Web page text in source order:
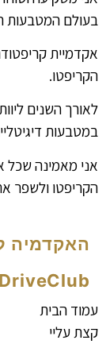
בעולם המטבעות
אקדמיית
הקריפטו.
לאורך השנים
במטבעות
אני מאמינה שכל
הקריפטו ולשפר
האקדמיה
עמוד הבית
קצת עליי